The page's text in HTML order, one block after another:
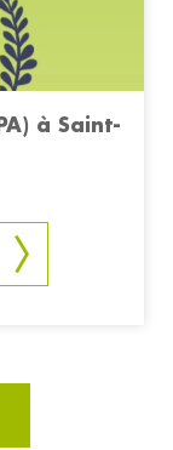
à Saint-